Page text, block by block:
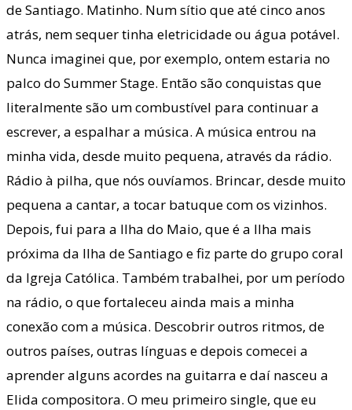
de Santiago. Matinho. Num sítio que até cinco anos
atrás, nem sequer tinha eletricidade ou água potável.
Nunca imaginei que, por exemplo, ontem estaria no
palco do Summer Stage. Então são conquistas que
literalmente são um combustível para continuar a
escrever, a espalhar a música. A música entrou na
minha vida, desde muito pequena, através da rádio.
Rádio à pilha, que nós ouvíamos. Brincar, desde muito
pequena a cantar, a tocar batuque com os vizinhos.
Depois, fui para a Ilha do Maio, que é a Ilha mais
próxima da Ilha de Santiago e fiz parte do grupo coral
da Igreja Católica. Também trabalhei, por um período
na rádio, o que fortaleceu ainda mais a minha
conexão com a música. Descobrir outros ritmos, de
outros países, outras línguas e depois comecei a
aprender alguns acordes na guitarra e daí nasceu a
Elida compositora. O meu primeiro single, que eu